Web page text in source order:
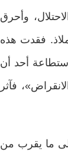
وأحرق
فقدت هذه
أحد أن
فآثر
ما يقرب من